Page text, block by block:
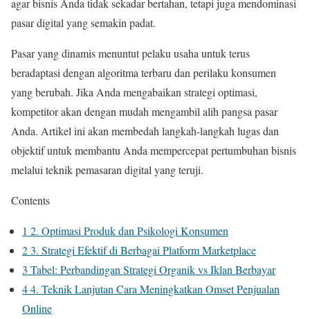
pasar digital yang semakin padat.
Pasar yang dinamis menuntut pelaku usaha untuk terus
beradaptasi dengan algoritma terbaru dan perilaku konsumen
yang berubah. Jika Anda mengabaikan strategi optimasi,
kompetitor akan dengan mudah mengambil alih pangsa pasar
Anda. Artikel ini akan membedah langkah-langkah lugas dan
objektif untuk membantu Anda mempercepat pertumbuhan bisnis
melalui teknik pemasaran digital yang teruji.
Contents
1 2. Optimasi Produk dan Psikologi Konsumen
23. Strategi Efektif di Berbagai Platform Marketplace
3 Tabel: Perbandingan Strategi Organik vs Iklan Berbayar
44. Teknik Lanjutan Cara Meningkatkan Omset Penjualan
Online